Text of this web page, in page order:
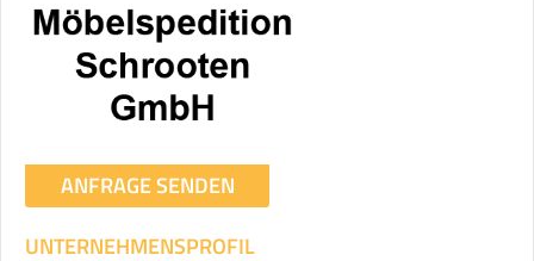
ICH WILL SELBST UMZIEHEN
Mit Umzugsunternehmen
ANFRAGE SENDEN
UNTERNEHMENSPROFIL